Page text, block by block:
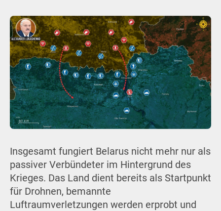
Insgesamt fungiert Belarus nicht mehr nur als
passiver Verbündeter im Hintergrund des
Krieges. Das Land dient bereits als Startpunkt
für Drohnen, bemannte
Luftraumverletzungen werden erprobt und